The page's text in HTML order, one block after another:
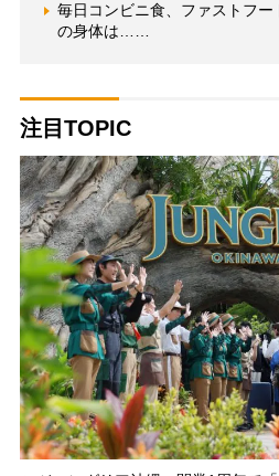
毎日コンビニ食、ファストフ
の身体は……
注目TOPIC